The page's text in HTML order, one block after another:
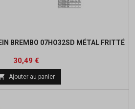
BREMBO 07HO32SD MÉTAL FRITTÉ
Prix
30,49 €
base
Ajouter au panier